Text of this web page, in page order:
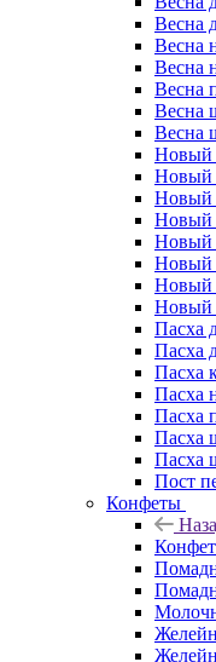
Весна
Весна
Весна
Весна
Весна
Весна
Новый
Новый
Новый
Новый
Новый
Новый
Новый
Новый
Пасха
Пасха
Пасха
Пасха
Пасха
Пасха
Пасха
Пост
Конфеты